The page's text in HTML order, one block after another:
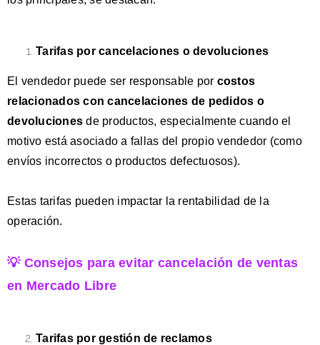
Tarifas por cancelaciones o devoluciones
El vendedor puede ser responsable por costos
relacionados con cancelaciones de pedidos o
devolucionesde productos, especialmente cuando el
motivo está asociado a fallas del propio vendedor (como
envíos incorrectos o productos defectuosos).
Estas tarifas pueden impactar la rentabilidad de la
operación.
💡 Consejos para evitar cancelación de ventas
en Mercado Libre
Tarifas por gestión de reclamos